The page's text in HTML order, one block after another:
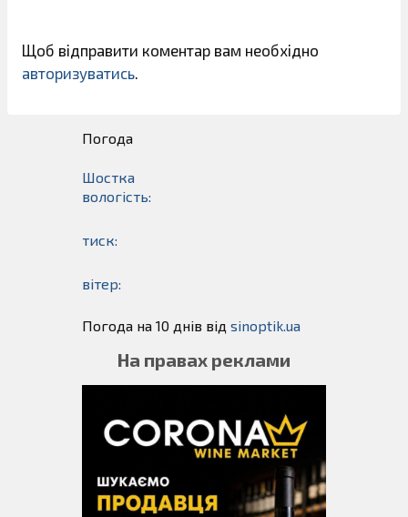
Щоб відправити коментар вам необхідно
авторизуватись.
Погода
Шостка
вологість:
тиск:
вітер:
Погода на 10 днів від sinoptik.ua
На правах реклами